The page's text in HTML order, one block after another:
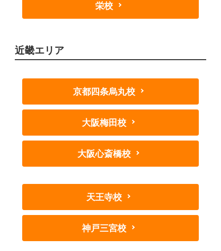
栄校
近畿エリア
京都四条烏丸校
大阪梅田校
大阪心斎橋校
天王寺校
神戸三宮校